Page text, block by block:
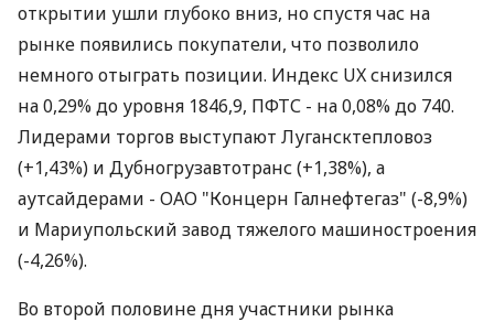
открытии ушли глубоко вниз, но спустя час на
рынке появились покупатели, что позволило
немного отыграть позиции. Индекс UX снизился
на 0,29% до уровня 1846,9, ПФТС - на 0,08% до 740.
Лидерами торгов выступают Лугансктепловоз
(+1,43%) и Дубногрузавтотранс (+1,38%), а
аутсайдерами - ОАО "Концерн Галнефтегаз" (-8,9%)
и Мариупольский завод тяжелого машиностроения
(-4,26%).
Во второй половине дня участники рынка